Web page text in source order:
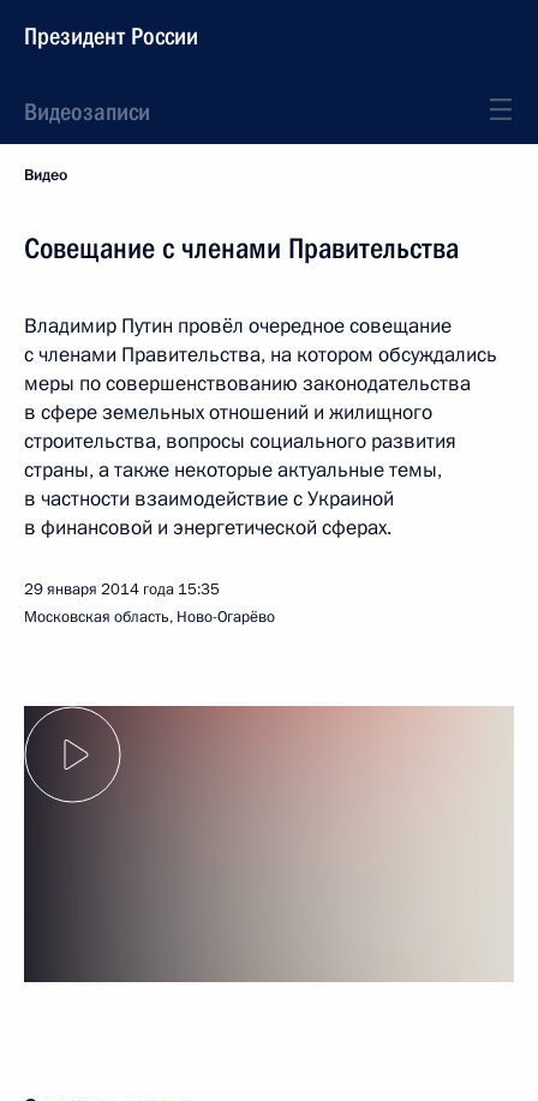
Президент России
Видеозаписи
Видео
Совещание с членами Правительства
Владимир Путин провёл очередное совещание
с членами Правительства, на котором обсуждались
меры по совершенствованию законодательства
в сфере земельных отношений и жилищного
строительства, вопросы социального развития
страны, а также некоторые актуальные темы,
в частности взаимодействие с Украиной
в финансовой и энергетической сферах.
29 января 2014 года 15:35
Московская область, Ново-Огарёво